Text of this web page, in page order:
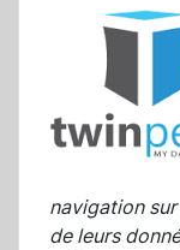
navigation
de leurs